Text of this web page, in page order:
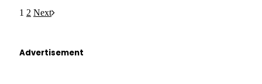
1 2 Next
Advertisement